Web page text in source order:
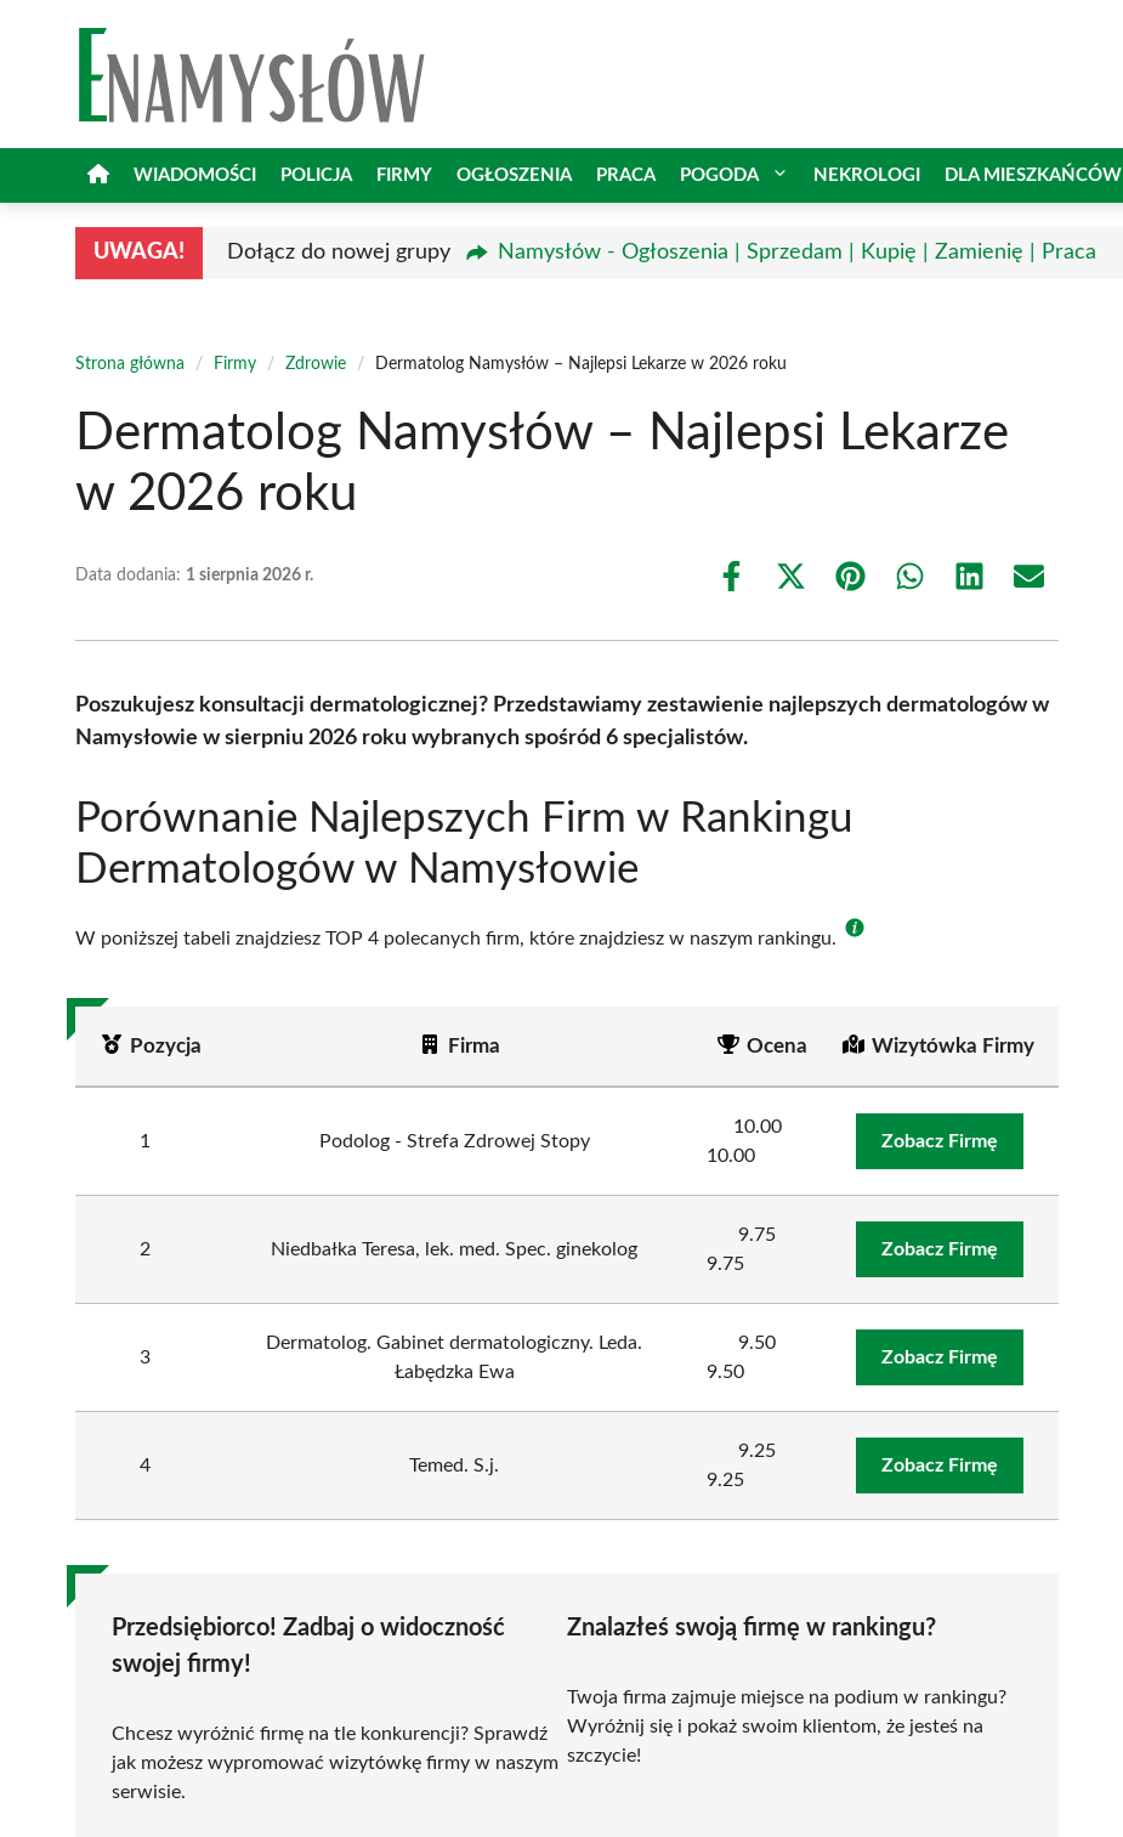
WIADOMOŚCI POLICJA FIRMY OGŁOSZENIA PRACA POGODA NEKROLOGI DLA MIESZKAŃCÓW
UWAGA! Dołącz do nowej grupy Namysłów - Ogłoszenia | Sprzedam | Kupię | Zamienię | Praca
Strona główna / Firmy / Zdrowie / Dermatolog Namysłów – Najlepsi Lekarze w 2026 roku
Dermatolog Namysłów – Najlepsi Lekarze
w 2026 roku
Data dodania: 1 sierpnia 2026 r.
Share
Share
(Twitter)
Share Share Share Share
Poszukujesz konsultacji dermatologicznej? Przedstawiamy zestawienie najlepszych dermatologów w
Namysłowie w sierpniu 2026 roku wybranych spośród 6 specjalistów.
Porównanie Najlepszych Firm w Rankingu
Dermatologów w Namysłowie
W poniższej tabeli znajdziesz TOP 4 polecanych firm, które znajdziesz w naszym rankingu.
Pozycja Firma Ocena Wizytówka Firmy
1 Podolog - Strefa Zdrowej Stopy
10.00
10.00
Zobacz Firmę
2 Niedbałka Teresa, lek. med. Spec. ginekolog
9.75
9.75
Zobacz Firmę
3
Dermatolog. Gabinet dermatologiczny. Leda.
Łabędzka Ewa
9.50
9.50
Zobacz Firmę
4 Temed. S.j.
9.25
9.25
Zobacz Firmę
Przedsiębiorco! Zadbaj o widoczność
swojej firmy!
Chcesz wyróżnić firmę na tle konkurencji? Sprawdź
jak możesz wypromować wizytówkę firmy w naszym
serwisie.
Znalazłeś swoją firmę w rankingu?
Twoja firma zajmuje miejsce na podium w rankingu?
Wyróżnij się i pokaż swoim klientom, że jesteś na
szczycie!